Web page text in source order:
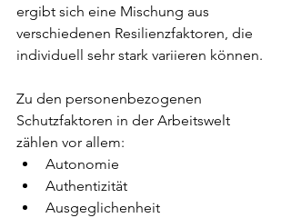
ergibt sich eine Mischung aus
verschiedenen Resilienzfaktoren, die
individuell sehr stark variieren können.
Zu den personenbezogenen
Schutzfaktoren in der Arbeitswelt
zählen vor allem:
Autonomie
Authentizität
Ausgeglichenheit